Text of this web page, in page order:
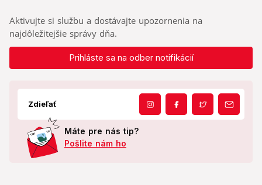
Aktivujte si službu a dostávajte upozornenia na
najdôležitejšie správy dňa.
Prihláste sa na odber notifikácií
Zdieľať
Máte pre nás tip?
Pošlite nám ho